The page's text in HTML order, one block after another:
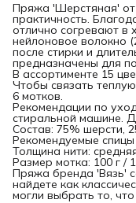
Пряжа 'Шерстяная' от
практичность.
отлично согревают в
нейлоновое волокно
после стирки и
предназначены для
В ассортименте 15
Чтобы связать
6 мотков.
Рекомендации по
стиральной машине.
Состав: 75% шерсти,
Рекомендуемые
Толщина нити:
Размер мотка: 100 г /
Пряжа бренда 'Вязь'
найдете как
могли выбрать то,